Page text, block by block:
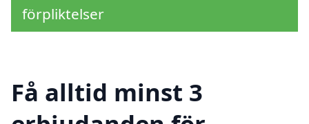
förpliktelser
Få alltid minst 3